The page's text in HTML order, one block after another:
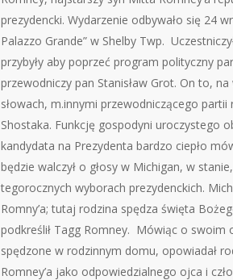
prezydencki. Wydarzenie odbywało się 24
Palazzo Grande” w Shelby Twp.
przybyły aby poprzeć program polityczny
przewodniczy pan Stanisław Grot. On to,
słowach, m.innymi przewodniczącego
Shostaka. Funkcję gospodyni uroczystego
kandydata na Prezydenta bardzo ciepło
będzie walczył o głosy w Michigan, w
tegorocznych wyborach prezydenckich.
Romny’a; tutaj rodzina spędza święta
podkreślił Tagg Romney. Mówiąc o swoim
spędzone w rodzinnym domu, opowiadał
Romney’a jako odpowiedzialnego ojca i